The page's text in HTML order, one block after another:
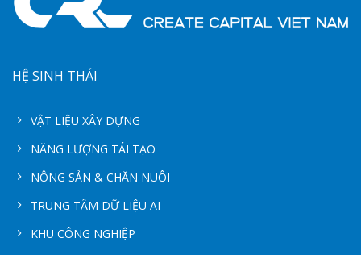
HỆ SINH THÁI
VẬT LIỆU XÂY DỰNG
NĂNG LƯỢNG TÁI TẠO
NÔNG SẢN & CHĂN NUÔI
TRUNG TÂM DỮ LIỆU AI
KHU CÔNG NGHIỆP